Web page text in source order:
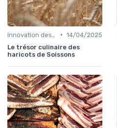
• 14/04/2025
Le trésor culinaire des
haricots de Soissons